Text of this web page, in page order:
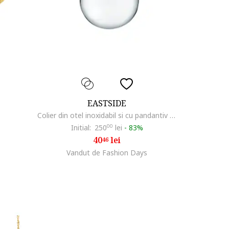
EASTSIDE
Colier din otel inoxidabil si cu pandantiv rotund, Argintiu
Initial: 25000 lei - 83%
4046lei
Vandut de Fashion Days